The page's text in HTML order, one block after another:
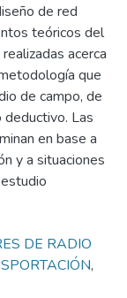
de red
teóricos del
acerca
que
de campo, de
Las
en base a
y a situaciones
DE RADIO
,